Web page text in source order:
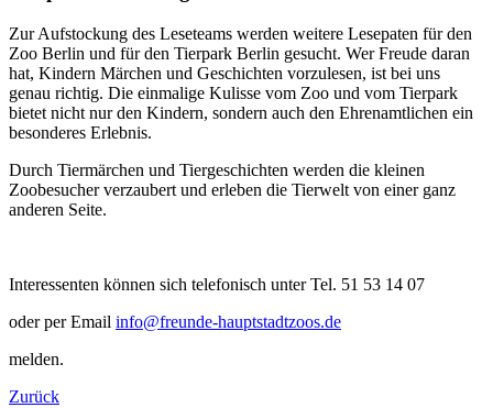
Zur Aufstockung des Leseteams werden weitere Lesepaten für den
Zoo Berlin und für den Tierpark Berlin gesucht. Wer Freude daran
hat, Kindern Märchen und Geschichten vorzulesen, ist bei uns
genau richtig. Die einmalige Kulisse vom Zoo und vom Tierpark
bietet nicht nur den Kindern, sondern auch den Ehrenamtlichen ein
besonderes Erlebnis.
Durch Tiermärchen und Tiergeschichten werden die kleinen
Zoobesucher verzaubert und erleben die Tierwelt von einer ganz
anderen Seite.
Interessenten können sich telefonisch unter Tel. 51 53 14 07
oder per Email info@freunde-hauptstadtzoos.de
melden.
Zurück